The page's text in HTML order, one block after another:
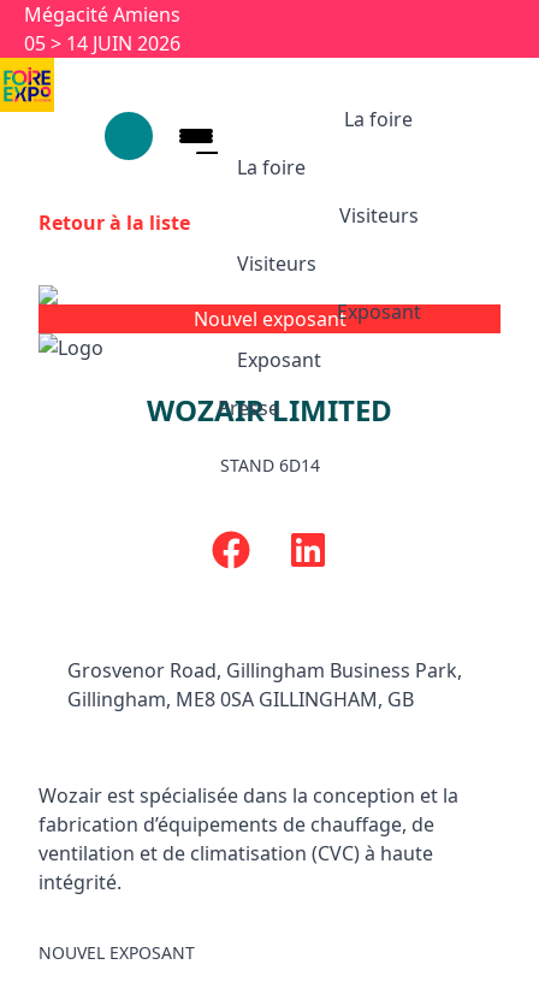
Aller au contenu principal
Mégacité Amiens
05 > 14 JUIN 2026
La foire
La foire
Ses univers
Partenaires et labels
Visiteurs
Visiteurs
Visiteurs
Animations et temps forts
Infos pratiques
Exposant
Exposant
Exposant
Pourquoi exposer ?
Presse
Retour à la liste
Nouvel exposant
WOZAIR LIMITED
STAND 6D14
Grosvenor Road, Gillingham Business Park,
Gillingham, ME8 0SA GILLINGHAM, GB
Wozair est spécialisée dans la conception et la
fabrication d’équipements de chauffage, de
ventilation et de climatisation (CVC) à haute
intégrité.
NOUVEL EXPOSANT
Panneau de gestion des cookies